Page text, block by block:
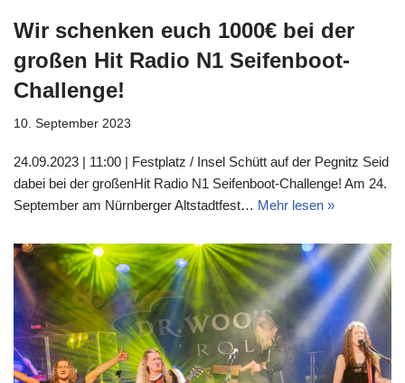
Wir schenken euch 1000€ bei der
großen Hit Radio N1 Seifenboot-
Challenge!
10. September 2023
24.09.2023 | 11:00 | Festplatz / Insel Schütt auf der Pegnitz Seid
dabei bei der großenHit Radio N1 Seifenboot-Challenge! Am 24.
September am Nürnberger Altstadtfest… Mehr lesen »